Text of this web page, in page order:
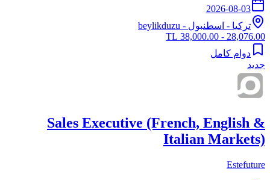
2026-08-03
تركيا - اسطنبول - beylikduzu
28,076.00 - 38,000.00 TL
دوام كامل
جديد
Sales Executive (French, English &
Italian Markets)
Estefuture